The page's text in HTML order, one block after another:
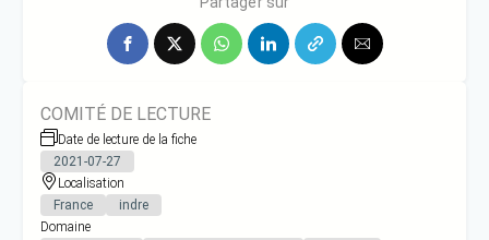
COMITÉ DE LECTURE
Date de lecture de la fiche
2021-07-27
Localisation
France
indre
Domaine